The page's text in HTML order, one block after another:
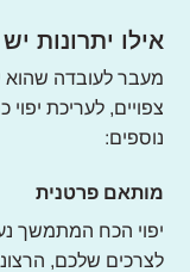
אילו יתרונות
מעבר לעובדה שהוא
צפויים, לעריכת
נוספים:
מותאם פרטנית
יפוי הכח המתמשך
לצרכים שלכם,